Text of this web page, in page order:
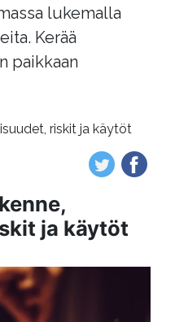
lukemalla
Kerää
paikkaan
riskit ja käytöt
ja käytöt